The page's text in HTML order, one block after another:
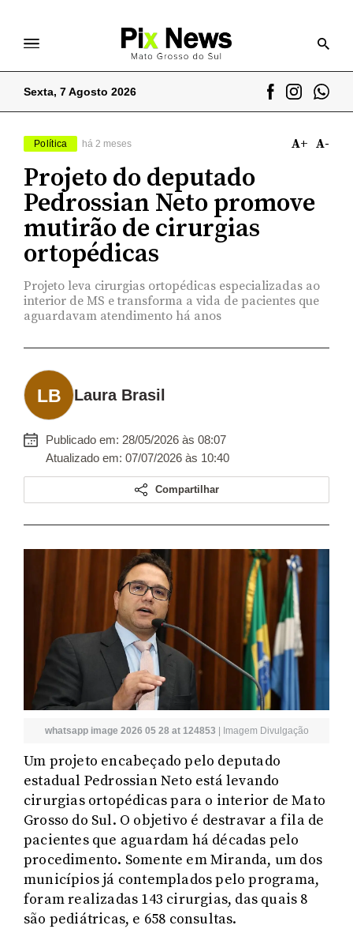
Sexta, 7 Agosto 2026
Política há 2 meses A+ A-
Projeto do deputado
Pedrossian Neto promove
mutirão de cirurgias
ortopédicas
Projeto leva cirurgias ortopédicas especializadas ao
interior de MS e transforma a vida de pacientes que
aguardavam atendimento há anos
Laura Brasil
Publicado em: 28/05/2026 às 08:07
Atualizado em: 07/07/2026 às 10:40
Compartilhar
whatsapp image 2026 05 28 at 124853 | Imagem Divulgação
Um projeto encabeçado pelo deputado
estadual Pedrossian Neto está levando
cirurgias ortopédicas para o interior de Mato
Grosso do Sul. O objetivo é destravar a fila de
pacientes que aguardam há décadas pelo
procedimento. Somente em Miranda, um dos
municípios já contemplados pelo programa,
foram realizadas 143 cirurgias, das quais 8
são pediátricas, e 658 consultas.